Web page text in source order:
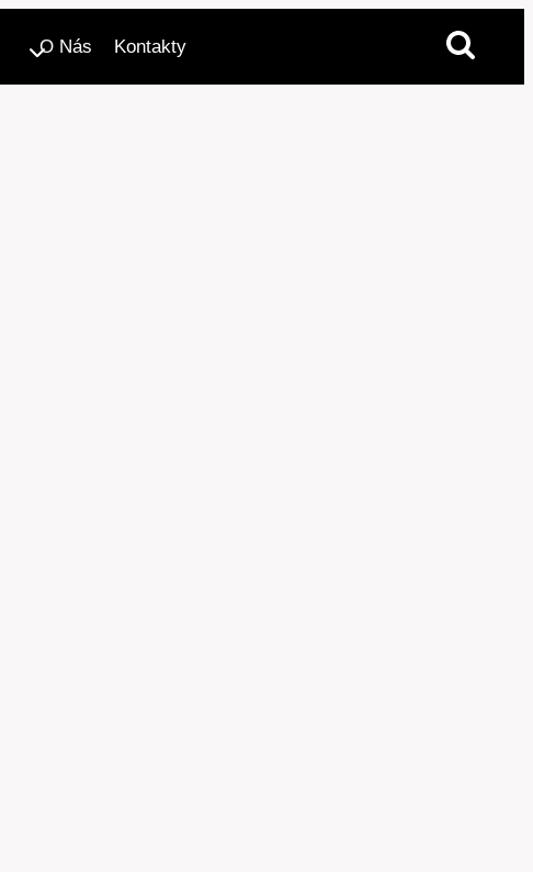
O Nás Kontakty